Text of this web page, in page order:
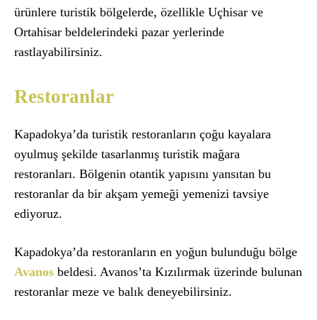
ürünlere turistik bölgelerde, özellikle Uçhisar ve
Ortahisar beldelerindeki pazar yerlerinde
rastlayabilirsiniz.
Restoranlar
Kapadokya’da turistik restoranların çoğu kayalara
oyulmuş şekilde tasarlanmış turistik mağara
restoranları. Bölgenin otantik yapısını yansıtan bu
restoranlar da bir akşam yemeği yemenizi tavsiye
ediyoruz.
Kapadokya’da restoranların en yoğun bulunduğu bölge
Avanos beldesi. Avanos’ta Kızılırmak üzerinde bulunan
restoranlar meze ve balık deneyebilirsiniz.